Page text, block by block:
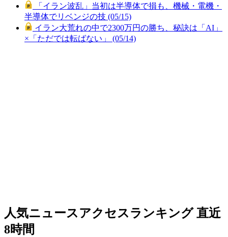
「イラン波乱」当初は半導体で損も、機械・電機・
半導体でリベンジの技 (05/15)
イラン大荒れの中で2300万円の勝ち、秘訣は「AI」
×「ただでは転ばない」 (05/14)
人気ニュースアクセスランキング 直近
8時間